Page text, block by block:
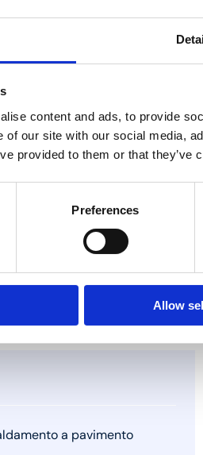
content and ads, to provide
of our site with our social media,
provided to them or that
Preferences
Allow
ad alta densità,
alcuna barriera all'ossigeno
potabile.
a pavimento